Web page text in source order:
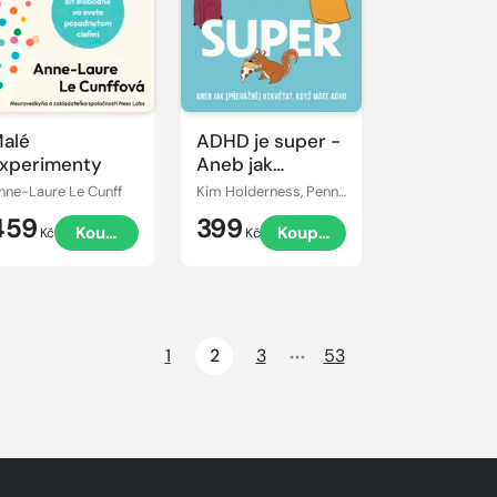
Laure Le Cunff
Kč Koupit
ADHD je super -
Aneb jak
(převážně)
vzkvétat, když
máte ADHD
Kim Holderness, Penn Holderness
399 Kč Koupit
1 2 3 53